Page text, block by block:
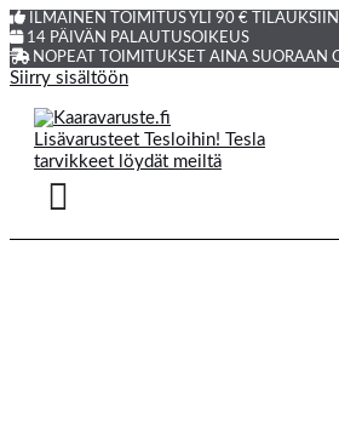
ILMAINEN TOIMITUS YLI 90 € TILAUKSIIN
14 PÄIVÄN PALAUTUSOIKEUS
NOPEAT TOIMITUKSET AINA SUORAAN
Siirry sisältöön